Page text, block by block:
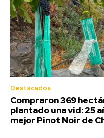
Destacados
Compraron 369
plantado una vid: 25
mejor Pinot Noir de